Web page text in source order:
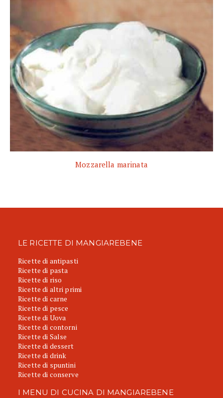
Mozzarella marinata
LE RICETTE DI MANGIAREBENE
Ricette di antipasti
Ricette di pasta
Ricette di riso
Ricette di altri primi
Ricette di carne
Ricette di pesce
Ricette di Uova
Ricette di contorni
Ricette di Salse
Ricette di dessert
Ricette di drink
Ricette di spuntini
Ricette di conserve
I MENU DI CUCINA DI MANGIAREBENE